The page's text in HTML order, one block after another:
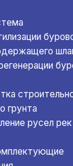
грунта
русел рек